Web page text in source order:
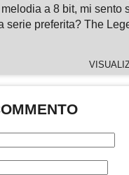
a 8 bit, mi sento
serie preferita? The